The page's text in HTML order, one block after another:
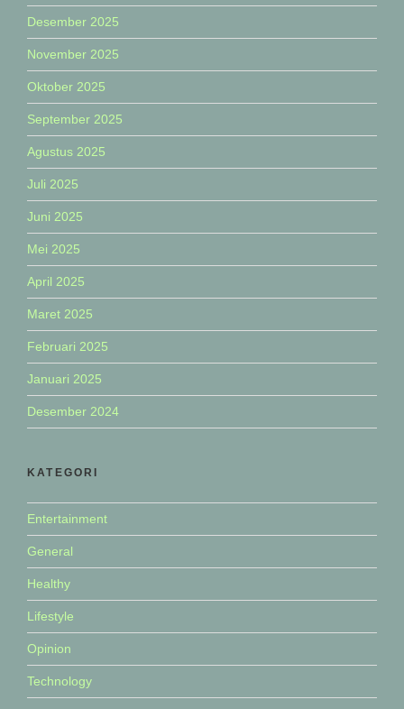
Desember 2025
November 2025
Oktober 2025
September 2025
Agustus 2025
Juli 2025
Juni 2025
Mei 2025
April 2025
Maret 2025
Februari 2025
Januari 2025
Desember 2024
KATEGORI
Entertainment
General
Healthy
Lifestyle
Opinion
Technology